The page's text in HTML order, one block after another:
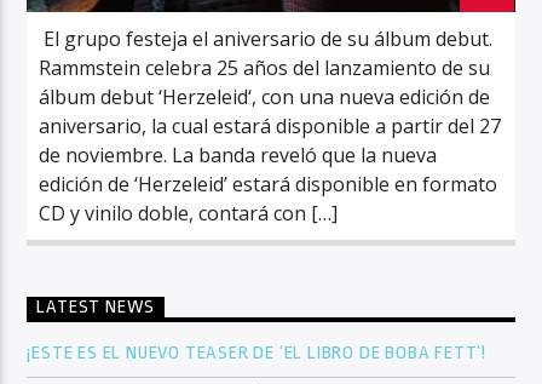
El grupo festeja el aniversario de su álbum debut.
Rammstein celebra 25 años del lanzamiento de su
álbum debut ‘Herzeleid‘, con una nueva edición de
aniversario, la cual estará disponible a partir del 27
de noviembre. La banda reveló que la nueva
edición de ‘Herzeleid’ estará disponible en formato
CD y vinilo doble, contará con […]
LATEST NEWS
¡ESTE ES EL NUEVO TEASER DE ‘EL LIBRO DE BOBA FETT’!